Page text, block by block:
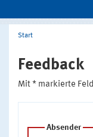
Start
Feedback
Mit * markierte
Absender